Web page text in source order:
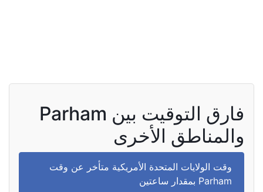
فارق التوقيت بين Parham
والمناطق الأخرى
وقت الولايات المتحدة الأمريكية متأخر عن وقت
Parham بمقدار ساعتين